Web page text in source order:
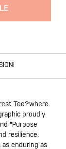
Tee?where
proudly
"Purpose
resilience.
enduring as